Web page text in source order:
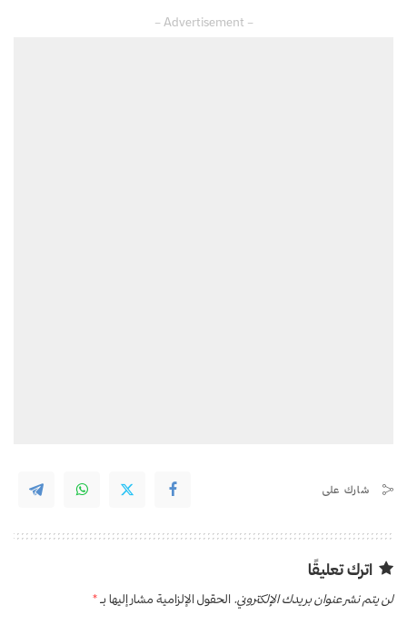
– Advertisement –
شارك على
اترك تعليقًا
لن يتم نشر عنوان بريدك الإلكتروني. الحقول الإلزامية مشار إليها بـ*